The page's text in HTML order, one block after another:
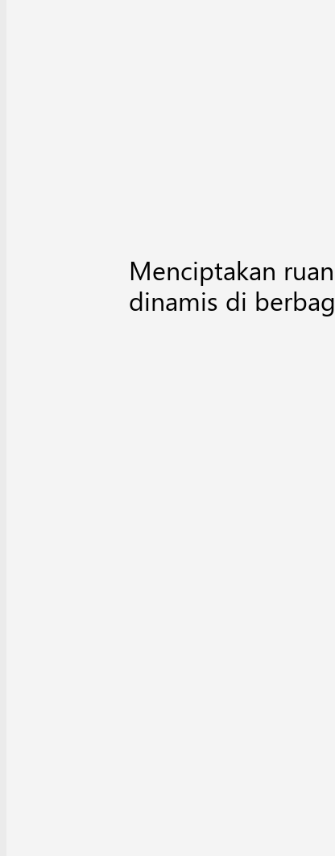
Menciptakan
dinamis di